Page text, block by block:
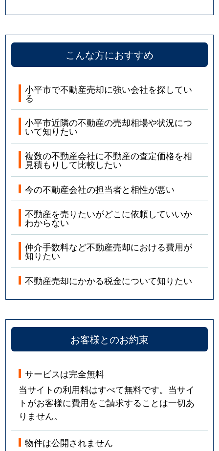
こんな方におすすめ
小平市で不動産売却に強い会社を探してい
る
小平市近隣の不動産の売却相場や状況につ
いて知りたい
複数の不動産会社に不動産の査定価格を相
見積もりして比較したい
今の不動産会社の担当者と相性が悪い
不動産を売りたいがどこに依頼していいか
わからない
仲介手数料など不動産売却における費用が
知りたい
不動産売却にかかる税金について知りたい
お客様とのお約束
サービスは完全無料
当サイトの利用料はすべて無料です。当サイ
トがお客様に費用をご請求することは一切あ
りません。
物件は公開されません